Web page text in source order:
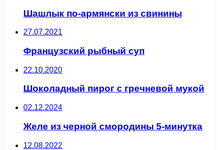
Шашлык по-армянски из свинины
27.07.2021
Французский рыбный суп
22.10.2020
Шоколадный пирог с гречневой мукой
02.12.2024
Желе из черной смородины 5-минутка
12.08.2022